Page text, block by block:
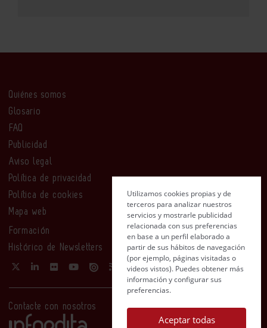
Quiénes somos
Glosario
FAQ
Publicidad
Aviso legal
Política de privacidad
Política de cookies
Mapa web
Formación
Histórico de Newsletters
Contacte con nosotros
Utilizamos cookies propias y de
terceros para analizar nuestros
servicios y mostrarle publicidad
relacionada con sus preferencias
en base a un perfil elaborado a
partir de sus hábitos de navegación
(por ejemplo, páginas visitadas o
videos vistos). Puedes obtener más
información y configurar sus
preferencias.
Aceptar todas